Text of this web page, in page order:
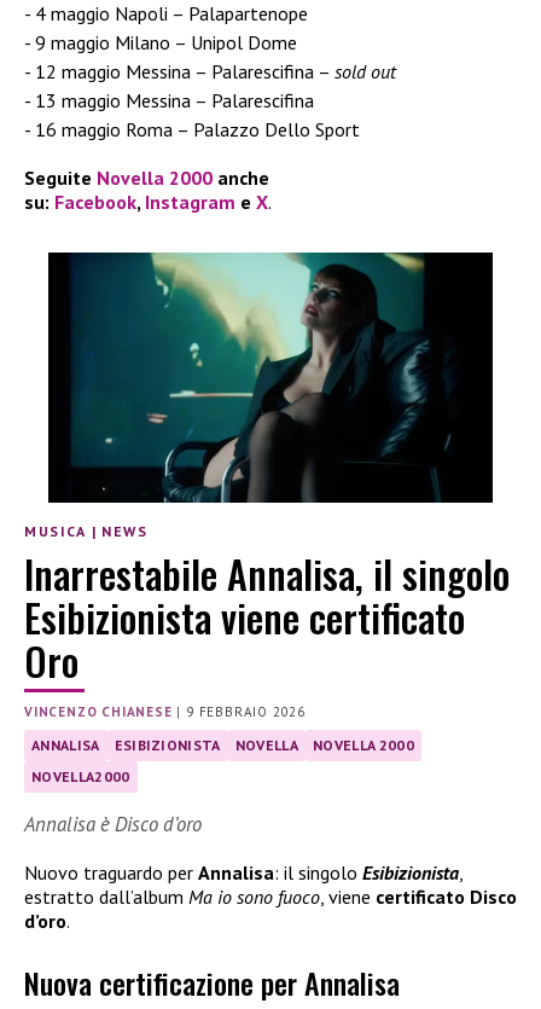
4 maggio Napoli – Palapartenope
9 maggio Milano – Unipol Dome
12 maggio Messina – Palarescifina – sold out
13 maggio Messina – Palarescifina
16 maggio Roma – Palazzo Dello Sport
Seguite Novella 2000 anche
su: Facebook, Instagram e X.
MUSICA | NEWS
Inarrestabile Annalisa, il singolo
Esibizionista viene certificato
Oro
VINCENZO CHIANESE | 9 FEBBRAIO 2026
ANNALISA ESIBIZIONISTA NOVELLA
NOVELLA 2000
NOVELLA2000
Annalisa è Disco d’oro
Nuovo traguardo per Annalisa: il singolo Esibizionista,
estratto dall’album Ma io sono fuoco, viene certificato Disco
d’oro.
Nuova certificazione per Annalisa